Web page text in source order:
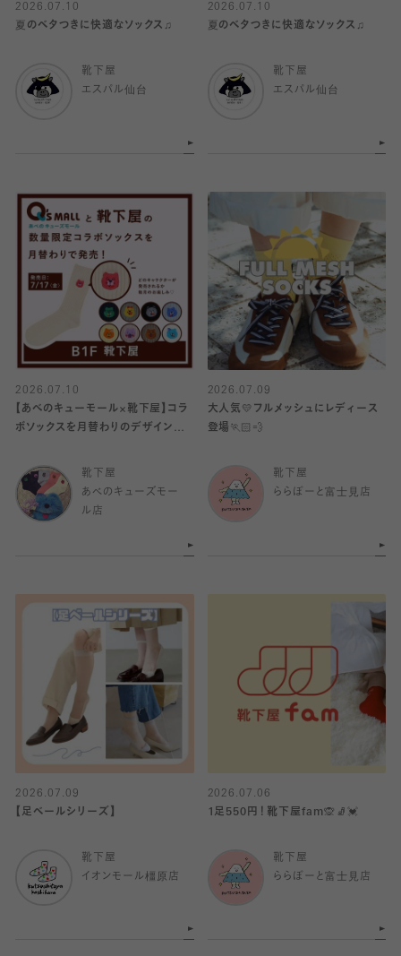
2026.07.10
夏のベタつきに快適なソックス♫
靴下屋
エスパル仙台
2026.07.10
夏のベタつきに快適なソックス♫
靴下屋
エスパル仙台
2026.07.10
【あべのキューモール×靴下屋】コラ
ボソックスを月替わりのデザインで
靴下屋
あべのキューズモー
ル店
2026.07.09
大人気💛フルメッシュにレディース
登場🏃🏻💨
靴下屋
ららぽーと富士見店
2026.07.09
【足ベールシリーズ】
靴下屋
イオンモール橿原店
2026.07.06
1足550円！靴下屋fam🙊🧦💓
靴下屋
ららぽーと富士見店